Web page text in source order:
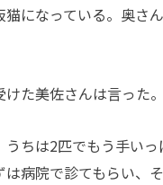
猫になっている。奥さ
た美佐さんは言った。
うちは2匹でもう手い
は病院で診てもらい、